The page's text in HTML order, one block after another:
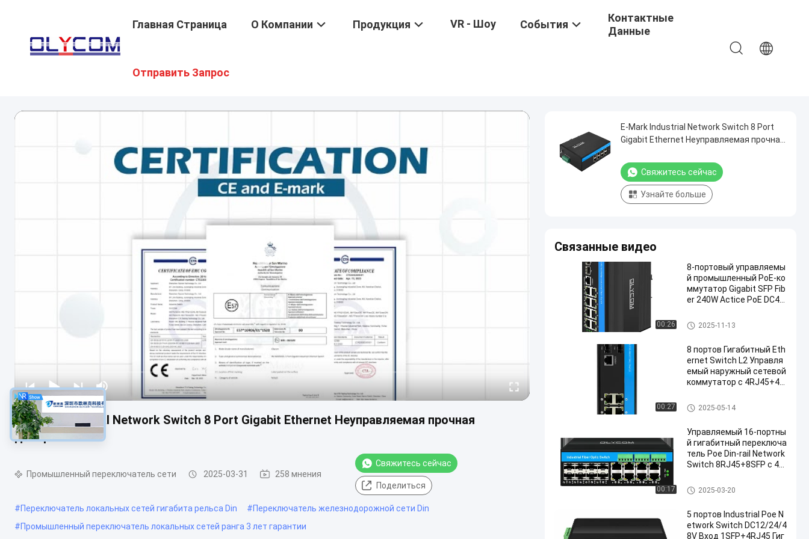
Главная Страница О Компании Продукция VR - Шоу События
Контактные
Данные
Отправить Запрос
E-Mark Industrial Network Switch 8 Port Gigabit Ethernet Неуправляемая прочная
динорель
Промышленный переключатель сети 2025-03-31 258 мнения
Свяжитесь сейчас
Поделиться
#Переключатель локальных сетей гигабита рельса Din #Переключатель железнодорожной сети Din
#Промышленный переключатель локальных сетей ранга 3 лет гарантии
E-Mark Industrial Network Switch 8 Port
Gigabit Ethernet Неуправляемая прочная
Свяжитесь сейчас
Узнайте больше
Связанные видео
00:26
8-портовый управляемы
й промышленный PoE-ко
ммутатор Gigabit SFP Fib
er 240W Actice PoE DC48
Промышленный управляемы
й переключатель POE
2025-11-13
00:27
8 портов Гигабитный Eth
ernet Switch L2 Управля
емый наружный сетевой
коммутатор с 4RJ45+4S
промышленный управляемы
й переключатель локальных
2025-05-14
00:17
Управляемый 16-портны
й гигабитный переключа
тель Poe Din-rail Network
Switch 8RJ45+8SFP с 4*
Промышленный управляемы
й переключатель POE
2025-03-20
5 портов Industrial Poe N
etwork Switch DC12/24/4
8V Вход 1SFP+4RJ45 Гиг